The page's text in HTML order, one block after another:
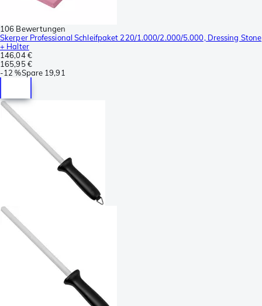
106 Bewertungen
Skerper Professional Schleifpaket 220/1.000/2.000/5.000, Dressing Stone
+ Halter
146,04 €
165,95 €
-12 %Spare 19,91